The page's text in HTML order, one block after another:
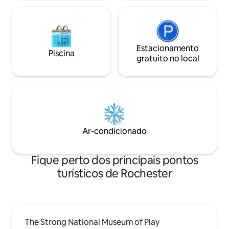
Piscina
Estacionamento
gratuito no local
Ar-condicionado
Fique perto dos principais pontos
turísticos de Rochester
The Strong National Museum of Play